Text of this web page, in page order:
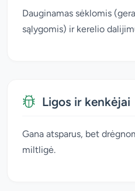
Dauginamas sėklomis
sąlygomis) ir kerelio
Ligos ir kenkėjai
Gana atsparus, bet
miltligė.